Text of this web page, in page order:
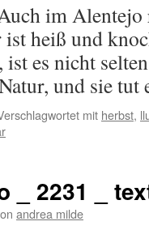
im Alentejo
heiß und
es nicht
und sie
mit herbst,
_ 2231 _
andrea milde